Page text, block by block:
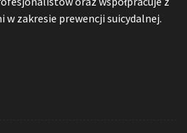
zakresie prewencji suicydalnej.